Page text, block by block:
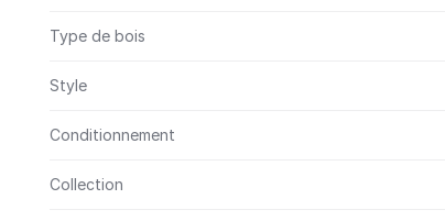
Type de bois
Style
Conditionnement
Collection